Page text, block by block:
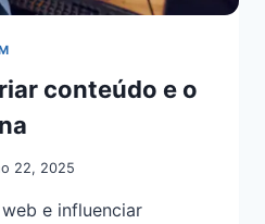
conteúdo e o
22, 2025
e influenciar